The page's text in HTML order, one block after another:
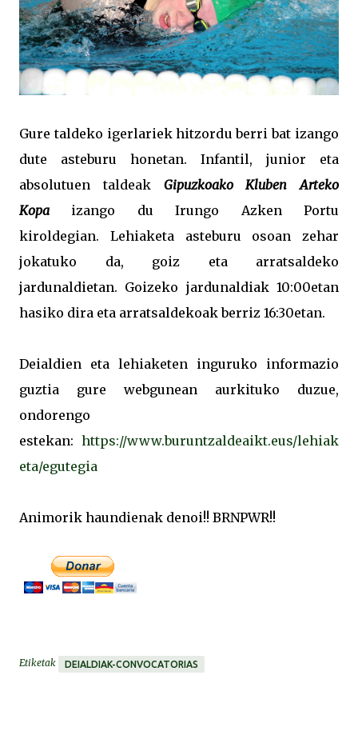
Gure taldeko igerlariek hitzordu berri bat izango
dute asteburu honetan. Infantil, junior eta
absolutuen taldeak Gipuzkoako Kluben Arteko
Kopa izango du Irungo Azken Portu
kiroldegian. Lehiaketa asteburu osoan zehar
jokatuko da, goiz eta arratsaldeko
jardunaldietan. Goizeko jardunaldiak 10:00etan
hasiko dira eta arratsaldekoak berriz 16:30etan.
Deialdien eta lehiaketen inguruko informazio
guztia gure webgunean aurkituko duzue,
ondorengo
estekan: https://www.buruntzaldeaikt.eus/lehiak
eta/egutegia
Animorik haundienak denoi!! BRNPWR!!
Etiketak DEIALDIAK-CONVOCATORIAS